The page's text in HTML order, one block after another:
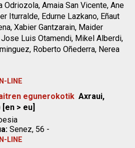
Odriozola, Amaia San Vicente, Ane
Iturralde, Edurne Lazkano, Eñaut
Xabier Gantzarain, Maider
Jose Luis Otamendi, Mikel Alberdi,
Roberto Oñederra, Nerea
LINE
egunerokotik Axraui,
[en > eu]
Senez, 56 -
LINE